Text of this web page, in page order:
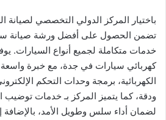
باختيار المركز الدولي التخصصي لصيانة
تضمن الحصول على أفضل ورشة صيانة
خدمات متكاملة لجميع أنواع السيارات.
كهربائي سيارات في جدة، مع خبرة واسعة
الكهربائية، برمجة وحدات التحكم
ودقة، كما يتميز المركز بـ خدمات
لضمان أداء سلس وطويل الأمد، بالإضافة